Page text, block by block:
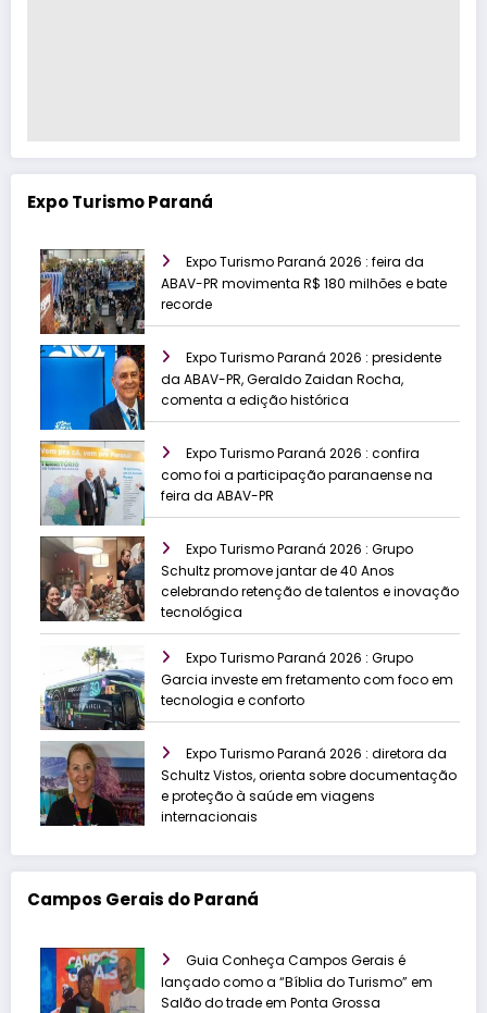
Expo Turismo Paraná
Expo Turismo Paraná 2026 : feira da
ABAV-PR movimenta R$ 180 milhões e bate
recorde
Expo Turismo Paraná 2026 : presidente
da ABAV-PR, Geraldo Zaidan Rocha,
comenta a edição histórica
Expo Turismo Paraná 2026 : confira
como foi a participação paranaense na
feira da ABAV-PR
Expo Turismo Paraná 2026 : Grupo
Schultz promove jantar de 40 Anos
celebrando retenção de talentos e inovação
tecnológica
Expo Turismo Paraná 2026 : Grupo
Garcia investe em fretamento com foco em
tecnologia e conforto
Expo Turismo Paraná 2026 : diretora da
Schultz Vistos, orienta sobre documentação
e proteção à saúde em viagens
internacionais
Campos Gerais do Paraná
Guia Conheça Campos Gerais é
lançado como a “Bíblia do Turismo” em
Salão do trade em Ponta Grossa